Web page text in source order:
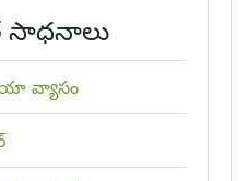
సాధనాలు
వ్యాసం